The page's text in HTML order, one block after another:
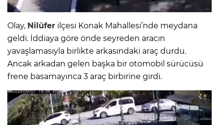
Olay, Nilüfer ilçesi Konak Mahallesi’nde meydana
geldi. İddiaya göre önde seyreden aracın
yavaşlamasıyla birlikte arkasındaki araç durdu.
Ancak arkadan gelen başka bir otomobil sürücüsü
frene basamayınca 3 araç birbirine girdi.